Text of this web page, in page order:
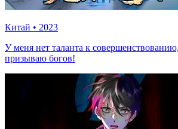
Китай • 2023
У меня нет таланта к
призываю богов!